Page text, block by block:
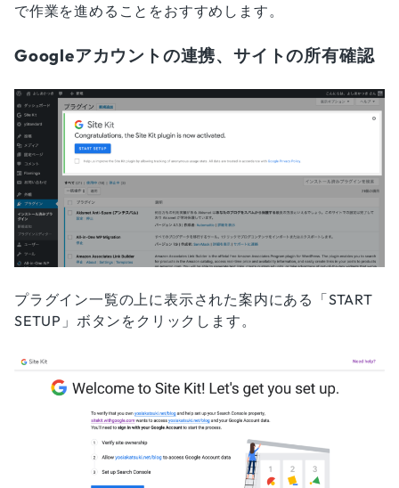
で作業を進めることをおすすめします。
Googleアカウントの連携、サイトの所有確認
プラグイン一覧の上に表示された案内にある「START
SETUP」ボタンをクリックします。